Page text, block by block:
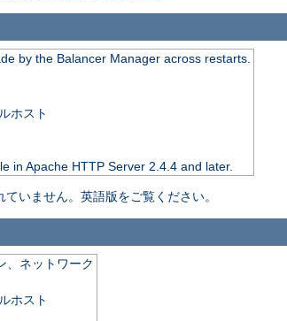
by the Balancer Manager across restarts.
ホスト
in Apache HTTP Server 2.4.4 and later.
いません。英語版をご覧ください。
、ネットワーク
ホスト